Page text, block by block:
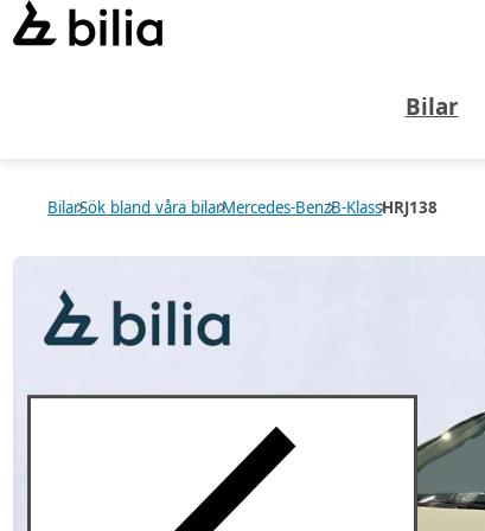
Bilar
BilarSök bland våra bilarMercedes-BenzB-KlassHRJ138